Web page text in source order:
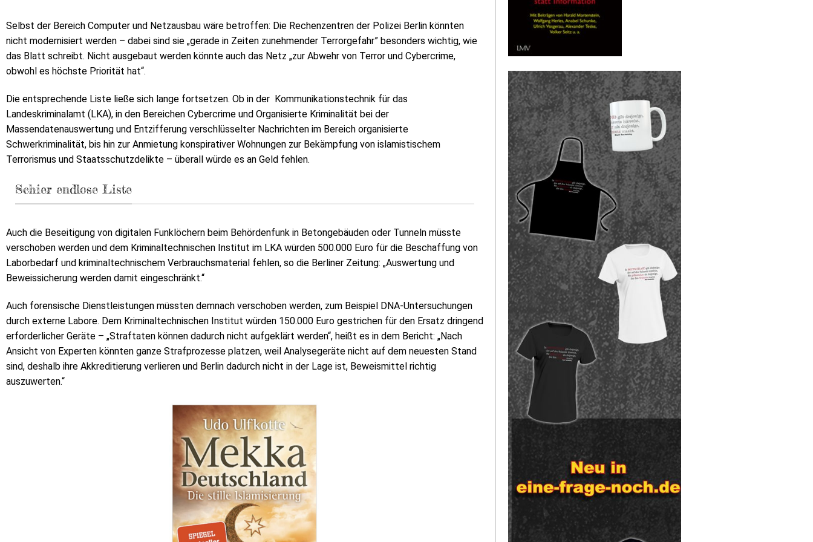
Selbst der Bereich Computer und Netzausbau wäre betroffen: Die Rechenzentren der Polizei Berlin könnten
nicht modernisiert werden – dabei sind sie „gerade in Zeiten zunehmender Terrorgefahr” besonders wichtig, wie
das Blatt schreibt. Nicht ausgebaut werden könnte auch das Netz „zur Abwehr von Terror und Cybercrime,
obwohl es höchste Priorität hat“.
Die entsprechende Liste ließe sich lange fortsetzen. Ob in der Kommunikationstechnik für das
Landeskriminalamt (LKA), in den Bereichen Cybercrime und Organisierte Kriminalität bei der
Massendatenauswertung und Entzifferung verschlüsselter Nachrichten im Bereich organisierte
Schwerkriminalität, bis hin zur Anmietung konspirativer Wohnungen zur Bekämpfung von islamistischem
Terrorismus und Staatsschutzdelikte – überall würde es an Geld fehlen.
Schier endlose Liste
Auch die Beseitigung von digitalen Funklöchern beim Behördenfunk in Betongebäuden oder Tunneln müsste
verschoben werden und dem Kriminaltechnischen Institut im LKA würden 500.000 Euro für die Beschaffung von
Laborbedarf und kriminaltechnischem Verbrauchsmaterial fehlen, so die Berliner Zeitung: „Auswertung und
Beweissicherung werden damit eingeschränkt.“
Auch forensische Dienstleistungen müssten demnach verschoben werden, zum Beispiel DNA-Untersuchungen
durch externe Labore. Dem Kriminaltechnischen Institut würden 150.000 Euro gestrichen für den Ersatz dringend
erforderlicher Geräte – „Straftaten können dadurch nicht aufgeklärt werden“, heißt es in dem Bericht: „Nach
Ansicht von Experten könnten ganze Strafprozesse platzen, weil Analysegeräte nicht auf dem neuesten Stand
sind, deshalb ihre Akkreditierung verlieren und Berlin dadurch nicht in der Lage ist, Beweismittel richtig
auszuwerten.“